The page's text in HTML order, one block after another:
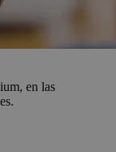
en las